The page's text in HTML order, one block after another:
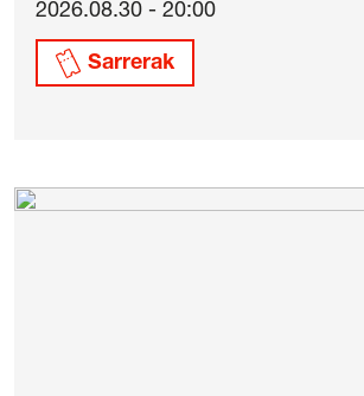
2026.08.30 - 20:00
Sarrerak